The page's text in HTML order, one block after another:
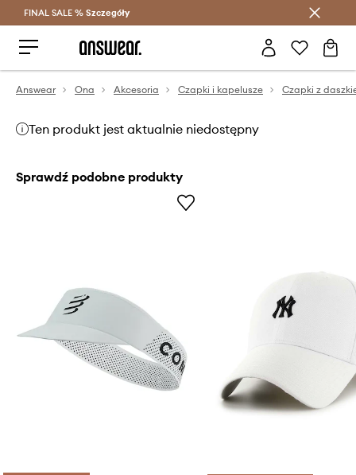
Oszczędzaj z Answear Club >
FINAL SALE % Szczegóły
Answear Ona Akcesoria Czapki i kapelusze Czapki z
Ten produkt jest aktualnie niedostępny
Sprawdź podobne produkty